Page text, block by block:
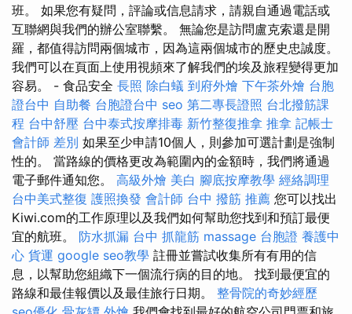
班。 如果您有疑問，評論或信息請求，請親自通過電話或
互聯網與我們的辦公室聯繫。 無論您是訪問盧克索還是開
羅，都值得訪問兩個城市，因為這兩個城市的歷史忠誠度。
我們可以在頁面上使用視頻來了解我們的埃及旅程變得更加
容易。 - 食品安全 長照 除白蟻 到府外燴 下午茶外燴 台胞
證台中 自助餐 台胞證台中 seo 第二專長證照 台北撥筋課
程 台中舒壓 台中泰式按摩排毒 新竹整復推拿 推拿 記帳士
會計師 差別 如果至少申請10個人，則參加可選計劃是強制
性的。 當路線的價格更改為範圍內的金額時，我們將通過
電子郵件通知您。 高級外燴 美白 腳底按摩教學 經絡調理
台中美式整復 護照換發 會計師 台中 撥筋 推薦 您可以找出
Kiwi.com的工作原理以及我們如何幫助您找到和預訂最便
宜的航班。 防水抓漏 台中 抓龍筋 massage 台胞證 養護中
心 貨運 google seo教學 註冊並嘗試收集所有有用的信
息，以幫助您組織下一個流行病的目的地。 找到最便宜的
路線和最佳報價以及最佳旅行日期。 整骨院的奇妙經歷